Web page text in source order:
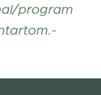
program